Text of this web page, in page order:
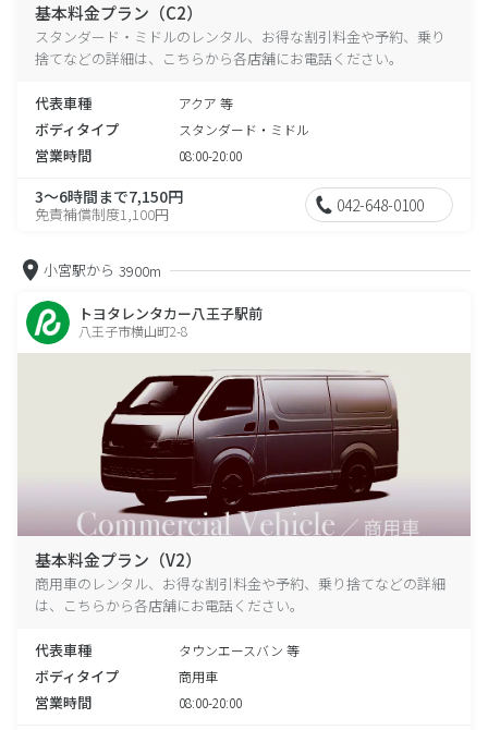
基本料金プラン（C2）
スタンダード・ミドルのレンタル、お得な割引料金や予約、乗り
捨てなどの詳細は、こちらから各店舗にお電話ください。
代表車種 アクア 等
ボディタイプ スタンダード・ミドル
営業時間 08:00-20:00
3～6時間まで7,150円
免責補償制度1,100円 042-648-0100
小宮駅から 3900m
トヨタレンタカー八王子駅前
八王子市横山町2-8
基本料金プラン（V2）
商用車のレンタル、お得な割引料金や予約、乗り捨てなどの詳細
は、こちらから各店舗にお電話ください。
代表車種 タウンエースバン 等
ボディタイプ 商用車
営業時間 08:00-20:00